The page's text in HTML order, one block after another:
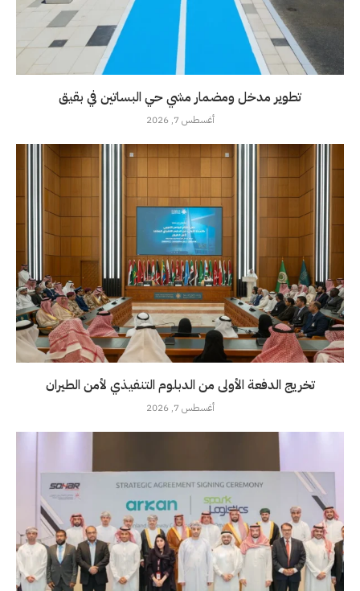
تطوير مدخل ومضمار مشي حي البساتين في بقيق
أغسطس 7, 2026
تخريج الدفعة الأولى من الدبلوم التنفيذي لأمن الطيران
أغسطس 7, 2026